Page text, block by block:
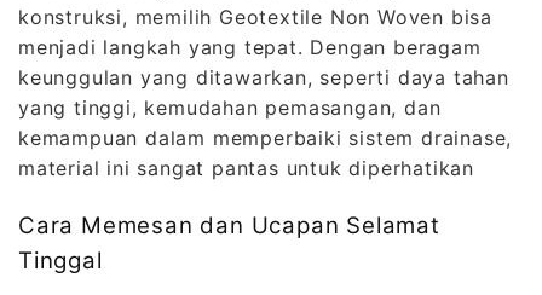
konstruksi, memilih Geotextile Non Woven bisa
menjadi langkah yang tepat. Dengan beragam
keunggulan yang ditawarkan, seperti daya tahan
yang tinggi, kemudahan pemasangan, dan
kemampuan dalam memperbaiki sistem drainase,
material ini sangat pantas untuk diperhatikan
Cara Memesan dan Ucapan Selamat
Tinggal